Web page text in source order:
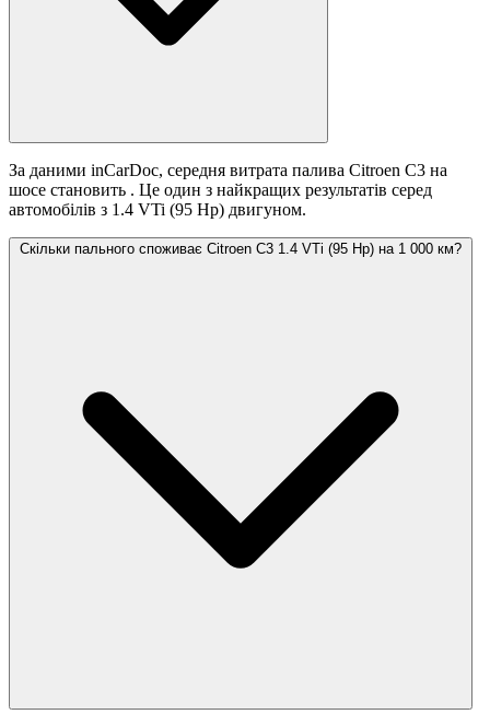
За даними inCarDoc, середня витрата палива Citroen C3 на
шосе становить . Це один з найкращих результатів серед
автомобілів з 1.4 VTi (95 Hp) двигуном.
Скільки пального споживає Citroen C3 1.4 VTi (95 Hp) на 1 000 км?